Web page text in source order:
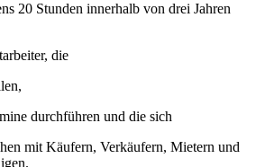
20 Stunden innerhalb von drei Jahren
die
durchführen und die sich
mit Käufern, Verkäufern, Mietern und